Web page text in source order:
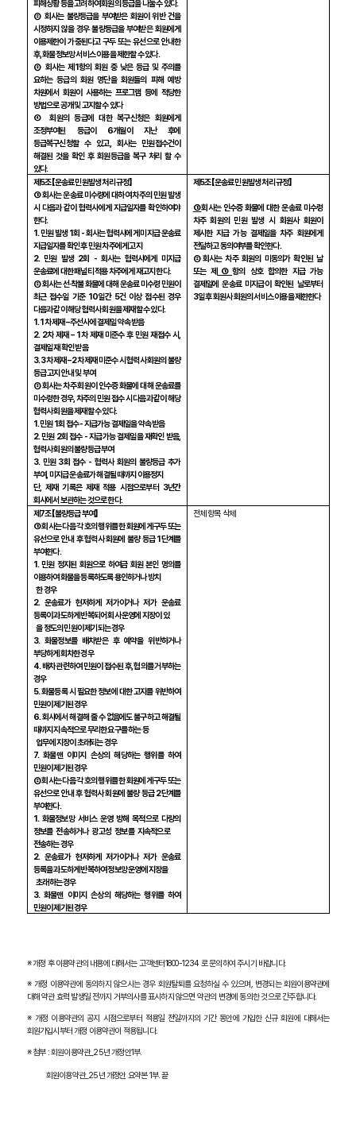
피해상황 등을 고려하여 회원의 등급을 나눌 수 있다.
② 회사는 불량등급을 부여받은 회원이 위반 건을
시정하지 않을 경우 불량등급을 부여받은 회원에게
이용제한이 가중된다고 구두 또는 유선으로 안내한
후,화물정보망 서비스 이용을 제한할 수 있다.
③ 회사는 제 1항의 회원 중 낮은 등급 및 주의를
요하는 등급의 회원 명단을 회원들의 피해 예방
차원에서 회원이 사용하는 프로그램 등에 적당한
방법으로 공개 및 고지할 수 있다
④ 회원의 등급에 대한 복구신청은 회원에게
조정부여된 등급이
6개월이 지난 후에
등급복구신청할 수 있고, 회사는 민원접수건이
해결된 것을 확인 후 회원등급을 복구 처리 할 수
있다.
제 5조 【운송료 민원발생 처리 규정】
① 회사는 운송료 미수령에 대하여 차주의 민원 발생
시 다음과 같이 협력사에게 지급일자를 확인하여야
한다.
1.민원 발생1회 -회사는 협력사에게 미지급 운송료
지급일자를 확인 후 민원 차주에게 고지
2.민원 발생2회 - 회사는 협력사에게 미지급
운송료에 대한 패널티 적용 차주에게 재고지 한다.
② 회사는 선·착불 화물에 대해 운송료 미수령 민원이
최근 접수일 기준10일간5건 이상 접수된 경우
다음과 같이 해당 협력사 회원을 제재할 수 있다.
1. 1 차 제재 – 주선사에 결제일 약속 받음
2. 2차 제재 –1 차 제재 미준수 후 민원 재접수 시,
결제일 재 확인 받음
3. 3차 제재 –2차 제재 미준수 시 협력사 회원의 불량
등급 고지 안내 및 부여
③ 회사는 차주 회원이 인수증 화물에 대해 운송료를
미수령한 경우,차주의 민원 접수 시 다음과 같이 해당
협력사 회원을 제재할 수 있다.
1.민원1회 접수-지급가능 결제일을 약속 받음
2.민원2회 접수-지급가능 결제일을 재확인 받음,
협력사 회원의 불량등급 부여
3. 민원3회 접수- 협력사 회원의 불량등급 추가
부여,미지급 운송료가 해결될 때까지 이용정지
단,제재 기록은 제재 적용 시점으로부터 3년간
회사에서 보관하는 것으로 한다.
제 5조 【운송료 민원발생 처리 규정】
①회사는 인수증 화물에 대한 운송료 미수령
차주 회원의 민원 발생 시 회원사 회원이
제시한 지급 가능 결제일을 차주 회원에게
전달하고 동의여부를 확인한다.
②회사는 차주 회원의 미동의가 확인된 날
또는 제
①항의 상호 합의한 지급 가능
결제일에 운송료 미지급이 확인된 날로부터
3일 후 회원사회원의 서비스 이용을 제한한다
제 7조 【불량등급 부여】
① 회사는 다음 각 호의 행위를 한 회원에게 구두 또는
유선으로 안내 후 협력사 회원에 불량 등급1 단계를
부여한다.
1.민원 정지된 회원으로 하여금 회원 본인 명의를
이용하여 화물을 등록하도록 용인하거나 방치
한 경우
2.운송료가 현저하게 저가이거나 저가 운송료
등록이 과도하게 반복되어 회사 운영에 지장이 있
을 정도의 민원이 제기되는 경우
3.화물정보를 배차받은 후 예약을 위반하거나
부당하게 회차한 경우
4.배차 관련하여 민원이 접수된 후,협의를 거부하는
경우
5.화물등록 시 필요한 정보에 대한 고지를 위반하여
민원이 제기된 경우
6.회사에서 해결해 줄 수 없음에도 불구하고 해결될
때까지 지속적으로 무리한 요구를 하는 등
업무에 지장이 초래되는 경우
7.화물맨 이미지 손상의 해당하는 행위를 하여
민원이 제기된 경우
② 회사는 다음 각 호의 행위를 한 회원에게 구두 또는
유선으로 안내 후 협력사 회원에 불량 등급2단계를
부여한다.
1. 화물정보망 서비스 운영 방해 목적으로 다량의
정보를 전송하거나 광고성 정보를 지속적으로
전송하는 경우
2.운송료가 현저하게 저가이거나 저가 운송료
등록을 과도하게 반복하여 정보망 운영에 지장을
초래하는 경우
3.화물맨 이미지 손상의 해당하는 행위를 하여
민원이 제기된 경우
전체 항목 삭제
※ 개정 후 이용약관의 내용에 대해서는 고객센터1800-1234 로 문의하여 주시기 바랍니다.
※ 개정 이용약관에 동의하지 않으시는 경우 회원탈퇴를 요청하실 수 있으며, 변경되는 회원이용약관에
대해 약관 효력 발생일 전까지 거부의사를 표시하지 않으면 약관의 변경에 동의한 것으로 간주합니다.
※ 개정 이용약관의 공지 시점으로부터 적용일 전일까지의 기간 동안에 가입한 신규 회원에 대해서는
회원가입시부터 개정 이용약관이 적용됩니다.
※첨부:회원이용약관_25년 개정안1부.
회원이용약관_25년 개정안 요약본1부.끝